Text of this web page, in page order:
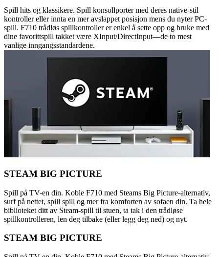
Spill hits og klassikere. Spill konsollporter med deres native-stil
kontroller eller innta en mer avslappet posisjon mens du nyter PC-
spill. F710 trådløs spillkontroller er enkel å sette opp og bruke med
dine favorittspill takket være XInput/DirectInput—de to mest
vanlige inngangsstandardene.
STEAM BIG PICTURE
Spill på TV-en din. Koble F710 med Steams Big Picture-alternativ,
surf på nettet, spill spill og mer fra komforten av sofaen din. Ta hele
biblioteket ditt av Steam-spill til stuen, ta tak i den trådløse
spillkontrolleren, len deg tilbake (eller legg deg ned) og nyt.
STEAM BIG PICTURE